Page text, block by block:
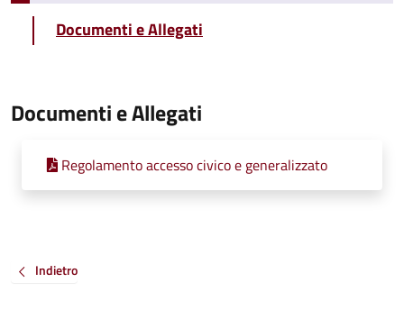
Documenti e Allegati
Documenti e Allegati
Regolamento accesso civico e generalizzato
Indietro